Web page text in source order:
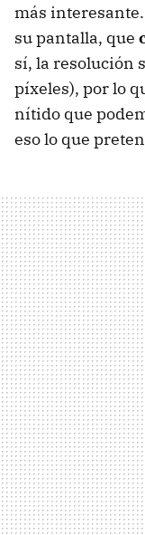
más
su pantalla, que
sí, la resolución
píxeles), por lo
nítido que
eso lo que